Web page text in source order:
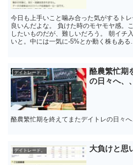
今日も上手いこと噛み合った気がするト
良いんだよな。 負けた時のモヤモヤ感。
したいものだが、難しいだろう。 朝イチ
いと。中には一気に-5%とか動く株もある
デイトレード。
酪農繁忙期
の日々へ、、
酪農繁忙期を終えてまたデイトレの日々へ
デイトレード。 大負けと思